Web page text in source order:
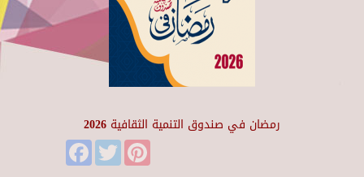
رمضان في صندوق التنمية الثقافية 2026
FacebookTwitter